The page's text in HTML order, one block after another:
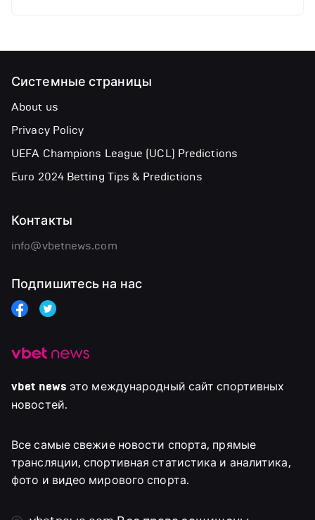
vbet news это международный сайт спортивных
новостей.
Все самые свежие новости спорта, прямые
трансляции, спортивная статистика и аналитика,
фото и видео мирового спорта.
Системные страницы
About us
Privacy Policy
UEFA Champions League (UCL) Predictions
Euro 2024 Betting Tips & Predictions
Контакты
info@vbetnews.com
Подпишитесь на нас